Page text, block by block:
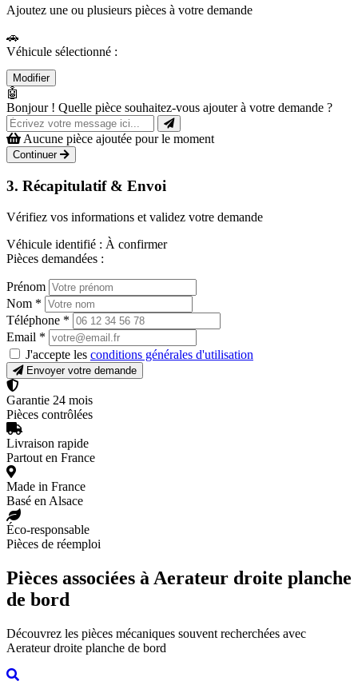
Ajoutez une ou plusieurs pièces à votre demande
🚗
Véhicule sélectionné :
Modifier
🤖
Bonjour ! Quelle pièce souhaitez-vous ajouter à votre demande ?
Aucune pièce ajoutée pour le moment
Continuer
3. Récapitulatif & Envoi
Vérifiez vos informations et validez votre demande
Véhicule identifié : À confirmer
Pièces demandées :
Prénom
Nom *
Téléphone *
Email *
J'accepte les conditions générales d'utilisation
Envoyer votre demande
Garantie 24 mois
Pièces contrôlées
Livraison rapide
Partout en France
Made in France
Basé en Alsace
Éco-responsable
Pièces de réemploi
Pièces associées à Aerateur droite planche
de bord
Découvrez les pièces mécaniques souvent recherchées avec
Aerateur droite planche de bord